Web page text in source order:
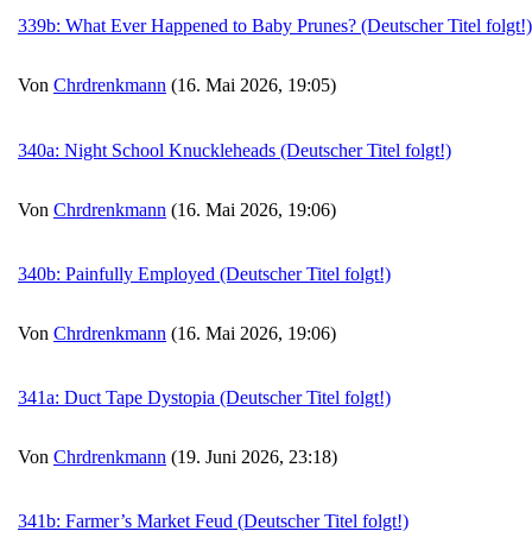
339b: What Ever Happened to Baby Prunes? (Deutscher Titel folgt!)
Von Chrdrenkmann (16. Mai 2026, 19:05)
340a: Night School Knuckleheads (Deutscher Titel folgt!)
Von Chrdrenkmann (16. Mai 2026, 19:06)
340b: Painfully Employed (Deutscher Titel folgt!)
Von Chrdrenkmann (16. Mai 2026, 19:06)
341a: Duct Tape Dystopia (Deutscher Titel folgt!)
Von Chrdrenkmann (19. Juni 2026, 23:18)
341b: Farmer’s Market Feud (Deutscher Titel folgt!)